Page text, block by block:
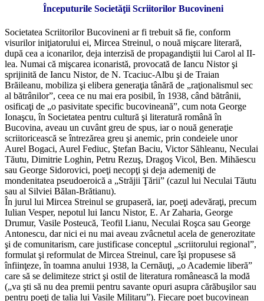
Începuturile Societăţii Scriitorilor Bucovineni
Societatea Scriitorilor Bucovineni ar fi trebuit să fie, conform
visurilor iniţiatorului ei, Mircea Streinul, o nouă mişcare literară,
după cea a iconarilor, deja interzisă de propagandiştii lui Carol al II-
lea. Numai că mişcarea iconaristă, provocată de Iancu Nistor şi
sprijinită de Iancu Nistor, de N. Tcaciuc-Albu şi de Traian
Brăileanu, mobiliza şi elibera generaţia tânără de „raţionalismul sec
al bătrânilor”, ceea ce nu mai era posibil, în 1938, când bătrânii,
osificaţi de „o pasivitate specific bucovineană”, cum nota George
Ionaşcu, în Societatea pentru cultură şi literatură română în
Bucovina, aveau un cuvânt greu de spus, iar o nouă generaţie
scriitoricească se întrezărea greu şi anemic, prin condeiele unor
Aurel Bogaci, Aurel Fediuc, Ştefan Baciu, Victor Săhleanu, Neculai
Tăutu, Dimitrie Loghin, Petru Rezuş, Dragoş Vicol, Ben. Mihăescu
sau George Sidorovici, poeţi necopţi şi deja ademeniţi de
mondenitatea pseudoeroică a „Străjii Ţării” (cazul lui Neculai Tăutu
sau al Silviei Bălan-Brătianu).
În jurul lui Mircea Streinul se grupaseră, iar, poeţi adevăraţi, precum
Iulian Vesper, nepotul lui Iancu Nistor, E. Ar Zaharia, George
Drumur, Vasile Posteucă, Teofil Lianu, Neculai Roşca sau George
Antonescu, dar nici ei nu mai aveau zvâcnetul acela de generozitate
şi de comunitarism, care justificase conceptul „scriitorului regional”,
formulat şi reformulat de Mircea Streinul, care îşi propusese să
înfiinţeze, în toamna anului 1938, la Cernăuţi, „o Academie liberă”
care să se delimiteze strict şi ostil de literatura românească la modă
(„va şti să nu dea premii pentru savante opuri asupra cărăbuşilor sau
pentru poeţi de talia lui Vasile Militaru”). Fiecare poet bucovinean